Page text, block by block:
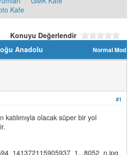
Kafe
Konuyu Değerlendir
Normal Mod
Anadolu
#1
katılımıyla olacak süper bir yol